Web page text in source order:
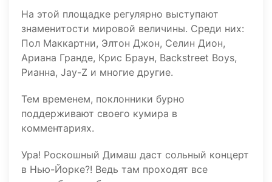
На этой площадке регулярно выступают
знаменитости мировой величины. Среди них:
Пол Маккартни, Элтон Джон, Селин Дион,
Ариана Гранде, Крис Браун, Backstreet Boys,
Рианна, Jay-Z и многие другие.
Тем временем, поклонники бурно
поддерживают своего кумира в
комментариях.
Ура! Роскошный Димаш даст сольный концерт
в Нью-Йорке?! Ведь там проходят все